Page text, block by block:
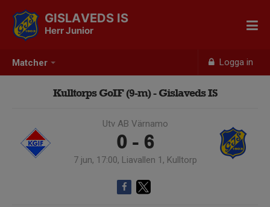
Matcher Logga in
GISLAVEDS IS
Herr Junior
Kulltorps GoIF (9-m) - Gislaveds IS
Utv AB Värnamo
0 - 6
7 jun, 17:00, Liavallen 1, Kulltorp